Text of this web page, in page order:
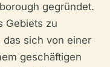
gegründet.
Gebiets zu
das sich von einer
geschäftigen